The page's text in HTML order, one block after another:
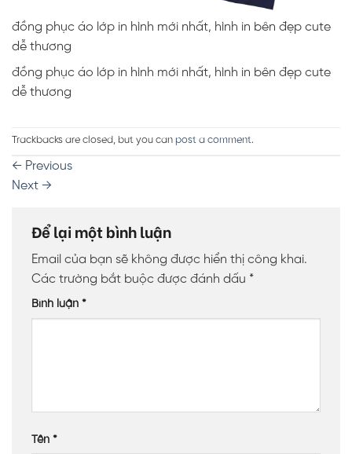
đồng phục áo lớp in hình mới nhất, hình in bên đẹp cute
dễ thương
đồng phục áo lớp in hình mới nhất, hình in bên đẹp cute
dễ thương
Trackbacks are closed, but you can post a comment.
← Previous
Next →
Để lại một bình luận
Email của bạn sẽ không được hiển thị công khai.
Các trường bắt buộc được đánh dấu *
Bình luận *
Tên *